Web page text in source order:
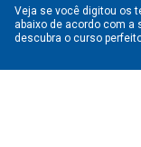
Veja se você digitou os
abaixo de acordo com a
descubra o curso